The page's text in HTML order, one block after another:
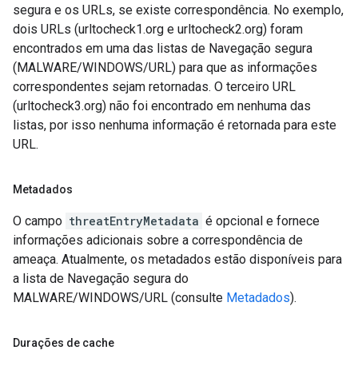
segura e os URLs, se existe correspondência. No exemplo,
dois URLs (urltocheck1.org e urltocheck2.org) foram
encontrados em uma das listas de Navegação segura
(MALWARE/WINDOWS/URL) para que as informações
correspondentes sejam retornadas. O terceiro URL
(urltocheck3.org) não foi encontrado em nenhuma das
listas, por isso nenhuma informação é retornada para este
URL.
Metadados
O campo threatEntryMetadata é opcional e fornece
informações adicionais sobre a correspondência de
ameaça. Atualmente, os metadados estão disponíveis para
a lista de Navegação segura do
MALWARE/WINDOWS/URL (consulte Metadados).
Durações de cache